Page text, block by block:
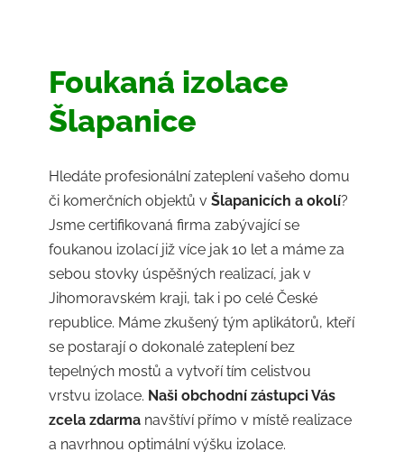
Foukaná izolace
Šlapanice
Hledáte profesionální zateplení vašeho domu
či komerčních objektů v Šlapanicích a okolí?
Jsme certifikovaná firma zabývající se
foukanou izolací již více jak 10 let a máme za
sebou stovky úspěšných realizací, jak v
Jihomoravském kraji, tak i po celé České
republice. Máme zkušený tým aplikátorů, kteří
se postarají o dokonalé zateplení bez
tepelných mostů a vytvoří tím celistvou
vrstvu izolace. Naši obchodní zástupci Vás
zcela zdarmanavštíví přímo v místě realizace
a navrhnou optimální výšku izolace.